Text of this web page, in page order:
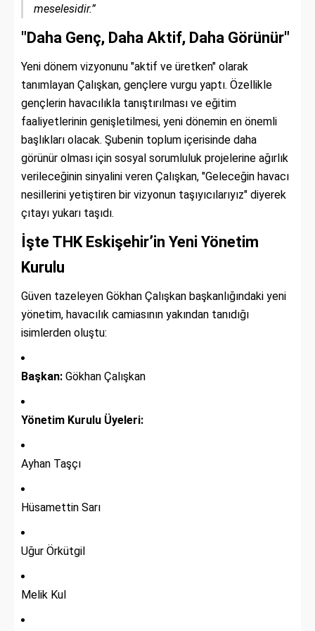
meselesidir.”
"Daha Genç, Daha Aktif, Daha Görünür"
Yeni dönem vizyonunu "aktif ve üretken" olarak
tanımlayan Çalışkan, gençlere vurgu yaptı. Özellikle
gençlerin havacılıkla tanıştırılması ve eğitim
faaliyetlerinin genişletilmesi, yeni dönemin en önemli
başlıkları olacak. Şubenin toplum içerisinde daha
görünür olması için sosyal sorumluluk projelerine ağırlık
verileceğinin sinyalini veren Çalışkan, "Geleceğin havacı
nesillerini yetiştiren bir vizyonun taşıyıcılarıyız" diyerek
çıtayı yukarı taşıdı.
İşte THK Eskişehir’in Yeni Yönetim
Kurulu
Güven tazeleyen Gökhan Çalışkan başkanlığındaki yeni
yönetim, havacılık camiasının yakından tanıdığı
isimlerden oluştu:
Başkan: Gökhan Çalışkan
Yönetim Kurulu Üyeleri:
Ayhan Taşçı
Hüsamettin Sarı
Uğur Örkütgil
Melik Kul